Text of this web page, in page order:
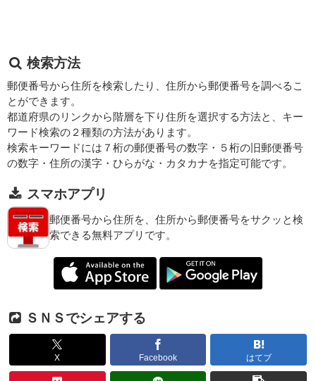
検索方法
郵便番号から住所を検索したり、住所から郵便番号を調べるこ
とができます。
都道府県のリンクから階層を下り住所を選択する方法と、キー
ワード検索の２種類の方法があります。
検索キーワードには７桁の郵便番号の数字・５桁の旧郵便番号
の数字・住所の漢字・ひらがな・カタカナを指定可能です。
スマホアプリ
郵便番号から住所を、住所から郵便番号をサクッと検
索できる無料アプリです。
ＳＮＳでシェアする
X Facebook はてブ